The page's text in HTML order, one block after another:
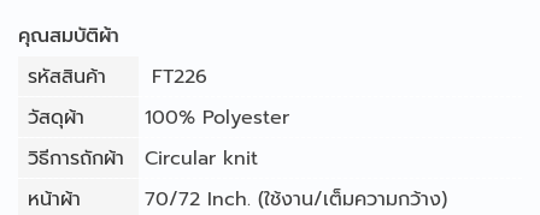
คุณสมบัติผ้า
รหัสสินค้า
FT226
วัสดุผ้า
100% Polyester
วิธีการถักผ้า
Circular knit
หน้าผ้า
70/72 Inch. (ใช้งาน/เต็มความกว้าง)